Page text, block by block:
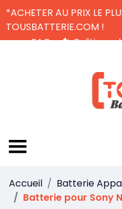
*ACHETER AU PRIX LE
TOUSBATTERIE.COM !
FAQ
Politique
Accueil Batterie
Batterie pour Sony